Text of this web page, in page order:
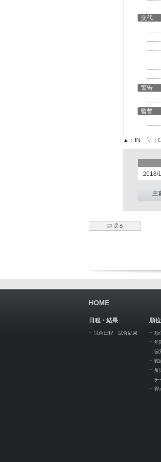
交代
警告
監督
▲：IN ▽：
2018/
主
戻る
HOME
日程・結果
試合日程・試合結果
順
順
年
節
戦
反
チ
得